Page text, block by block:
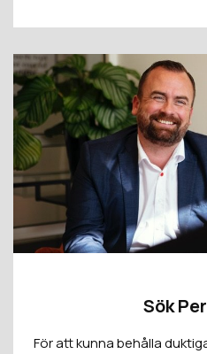
Sök
För att kunna behålla